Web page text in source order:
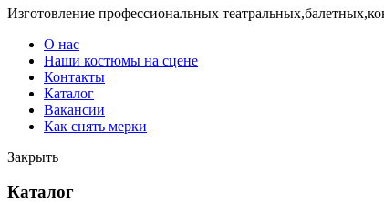
Изготовление профессиональных
О нас
Наши костюмы на сцене
Контакты
Каталог
Вакансии
Как снять мерки
Закрыть
Каталог